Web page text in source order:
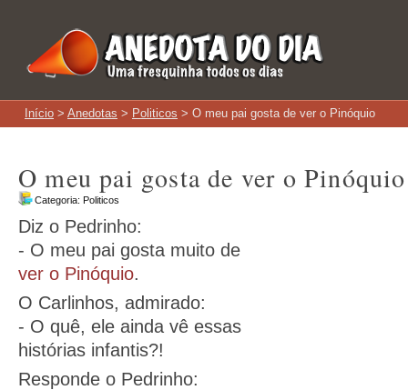
Início > Anedotas > Politicos > O meu pai gosta de ver o Pinóquio
O meu pai gosta de ver o Pinóquio
Categoria: Politicos
Diz o Pedrinho:
- O meu pai gosta muito de
ver o Pinóquio.
O Carlinhos, admirado:
- O quê, ele ainda vê essas
histórias infantis?!
Responde o Pedrinho: